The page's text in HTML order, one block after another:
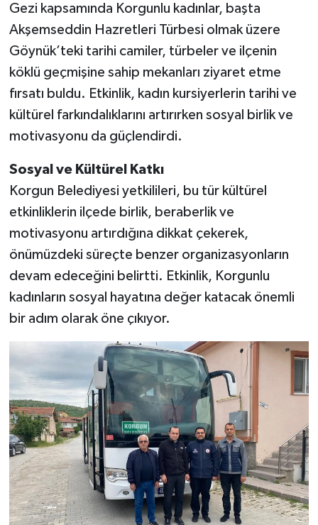
Gezi kapsamında Korgunlu kadınlar, başta
Akşemseddin Hazretleri Türbesi olmak üzere
Göynük’teki tarihi camiler, türbeler ve ilçenin
köklü geçmişine sahip mekanları ziyaret etme
fırsatı buldu. Etkinlik, kadın kursiyerlerin tarihi ve
kültürel farkındalıklarını artırırken sosyal birlik ve
motivasyonu da güçlendirdi.
Sosyal ve Kültürel Katkı
Korgun Belediyesi yetkilileri, bu tür kültürel
etkinliklerin ilçede birlik, beraberlik ve
motivasyonu artırdığına dikkat çekerek,
önümüzdeki süreçte benzer organizasyonların
devam edeceğini belirtti. Etkinlik, Korgunlu
kadınların sosyal hayatına değer katacak önemli
bir adım olarak öne çıkıyor.